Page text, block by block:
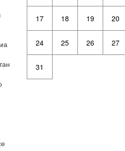
17 18 19 20
24 25 26 27
31